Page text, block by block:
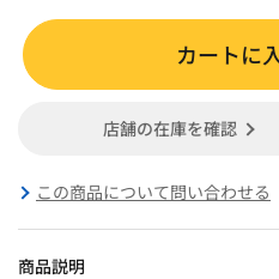
カートに
店舗の在庫を確認
この商品について問い合わせる
商品説明